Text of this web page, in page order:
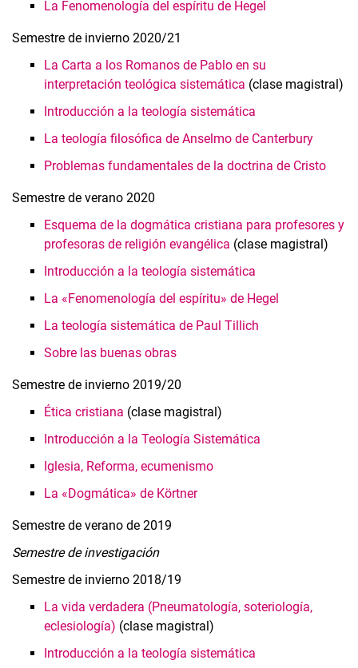
La Fenomenología del espíritu de Hegel
Semestre de invierno 2020/21
La Carta a los Romanos de Pablo en su
interpretación teológica sistemática (clase magistral)
Introducción a la teología sistemática
La teología filosófica de Anselmo de Canterbury
Problemas fundamentales de la doctrina de Cristo
Semestre de verano 2020
Esquema de la dogmática cristiana para profesores y
profesoras de religión evangélica (clase magistral)
Introducción a la teología sistemática
La «Fenomenología del espíritu» de Hegel
La teología sistemática de Paul Tillich
Sobre las buenas obras
Semestre de invierno 2019/20
Ética cristiana (clase magistral)
Introducción a la Teología Sistemática
Iglesia, Reforma, ecumenismo
La «Dogmática» de Körtner
Semestre de verano de 2019
Semestre de investigación
Semestre de invierno 2018/19
La vida verdadera (Pneumatología, soteriología,
eclesiología) (clase magistral)
Introducción a la teología sistemática